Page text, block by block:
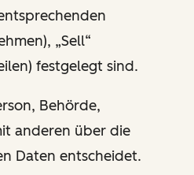
„Sell“
festgelegt sind.
Behörde,
anderen über die
Daten entscheidet.